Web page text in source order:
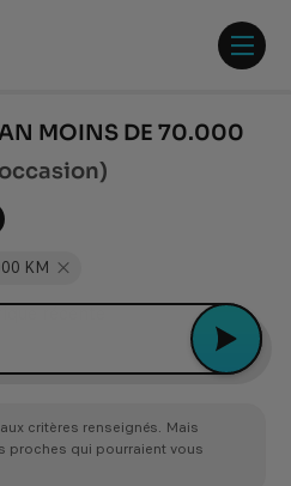
MOINS DE 70.000
KM
critères renseignés. Mais
proches qui pourraient vous